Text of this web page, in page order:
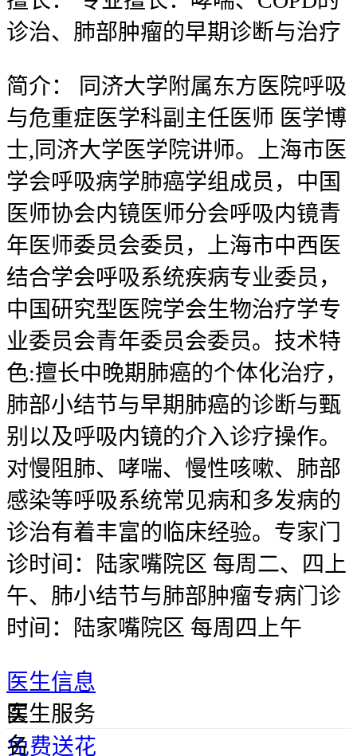
诊治、肺部肿瘤的早期诊断与治疗
简介：
同济大学附属东方医院呼吸
与危重症医学科副主任医师 医学博
士,同济大学医学院讲师。上海市医
学会呼吸病学肺癌学组成员，中国
医师协会内镜医师分会呼吸内镜青
年医师委员会委员，上海市中西医
结合学会呼吸系统疾病专业委员，
中国研究型医院学会生物治疗学专
业委员会青年委员会委员。技术特
色:擅长中晚期肺癌的个体化治疗，
肺部小结节与早期肺癌的诊断与甄
别以及呼吸内镜的介入诊疗操作。
对慢阻肺、哮喘、慢性咳嗽、肺部
感染等呼吸系统常见病和多发病的
诊治有着丰富的临床经验。专家门
诊时间：陆家嘴院区 每周二、四上
午、肺小结节与肺部肿瘤专病门诊
时间：陆家嘴院区 每周四上午
医生信息
实
名
医生服务
免费送花